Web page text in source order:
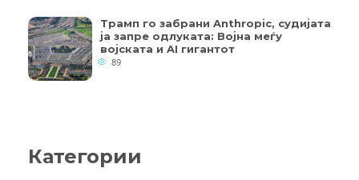
Трамп го забрани Anthropic, судијата
ја запре одлуката: Војна меѓу
војската и AI гигантот
89
Категории